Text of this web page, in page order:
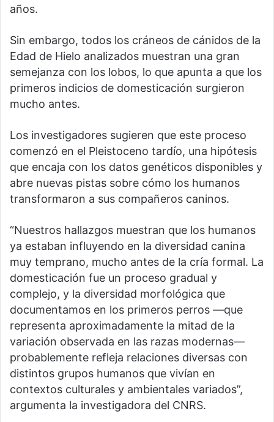
años.
Sin embargo, todos los cráneos de cánidos de la
Edad de Hielo analizados muestran una gran
semejanza con los lobos, lo que apunta a que los
primeros indicios de domesticación surgieron
mucho antes.
Los investigadores sugieren que este proceso
comenzó en el Pleistoceno tardío, una hipótesis
que encaja con los datos genéticos disponibles y
abre nuevas pistas sobre cómo los humanos
transformaron a sus compañeros caninos.
“Nuestros hallazgos muestran que los humanos
ya estaban influyendo en la diversidad canina
muy temprano, mucho antes de la cría formal. La
domesticación fue un proceso gradual y
complejo, y la diversidad morfológica que
documentamos en los primeros perros —que
representa aproximadamente la mitad de la
variación observada en las razas modernas—
probablemente refleja relaciones diversas con
distintos grupos humanos que vivían en
contextos culturales y ambientales variados”,
argumenta la investigadora del CNRS.